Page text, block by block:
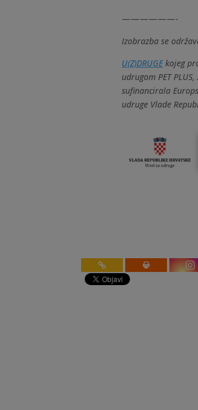
——————-
Izobrazba se
U(Z)DRUGEkojeg
udrugom PET
sufinancirala
udruge Vlade